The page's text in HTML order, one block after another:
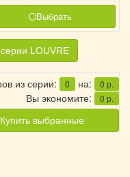
Выбрать
LOUVRE
из серии: 0 на: 0 р.
Вы экономите: 0 р.
Купить выбранные